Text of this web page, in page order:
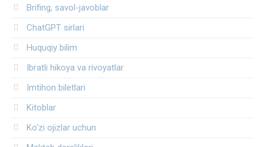
Brifing, savol-javoblar
ChatGPT sirlari
Huquqiy bilim
Ibratli hikoya va rivoyatlar
Imtihon biletlari
Kitoblar
Ko‘zi ojizlar uchun